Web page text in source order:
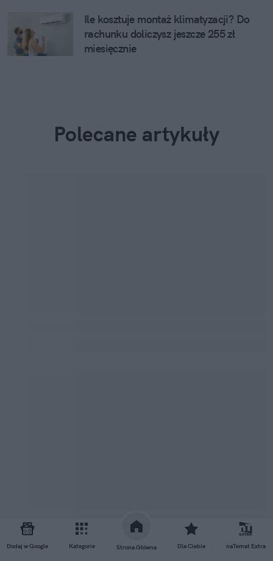
Dodaj w Google Kategorie Strona Główna Dla Ciebie naTemat Extra
Ile kosztuje montaż klimatyzacji? Do
rachunku doliczysz jeszcze 255 zł
miesięcznie
Polecane artykuły